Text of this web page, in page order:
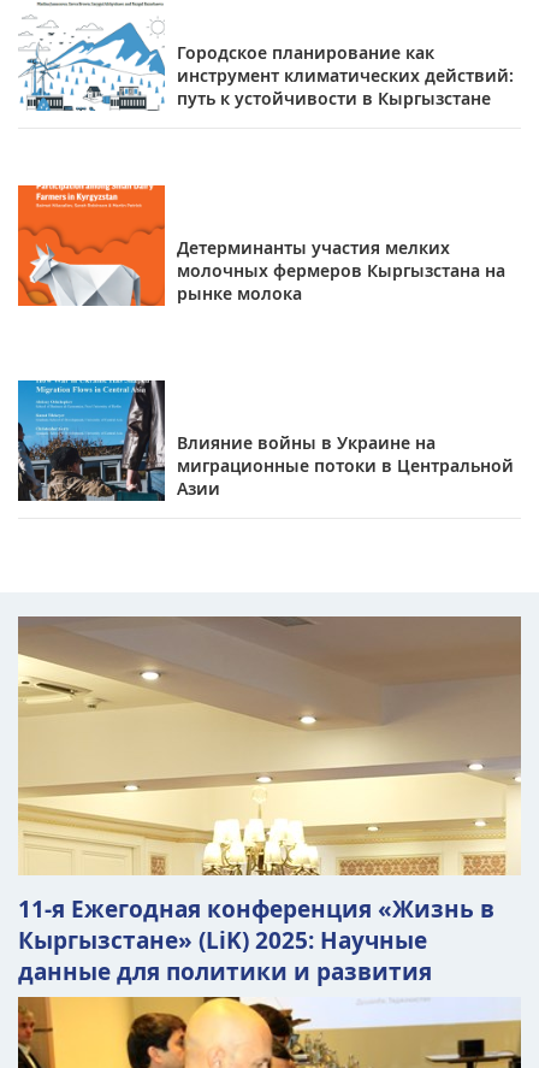
Городское планирование как
инструмент климатических действий:
путь к устойчивости в Кыргызстане
Детерминанты участия мелких
молочных фермеров Кыргызстана на
рынке молока
Влияние войны в Украине на
миграционные потоки в Центральной
Азии
11-я Ежегодная конференция «Жизнь в
Кыргызстане» (LiK) 2025: Научные
данные для политики и развития